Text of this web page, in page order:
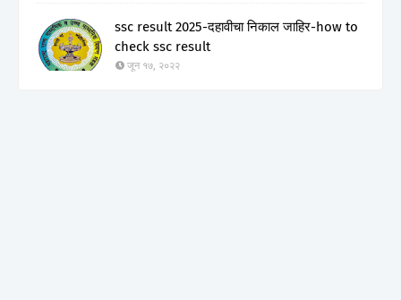
ssc result 2025-दहावीचा निकाल जाहिर-how to
check ssc result
जून १७, २०२२